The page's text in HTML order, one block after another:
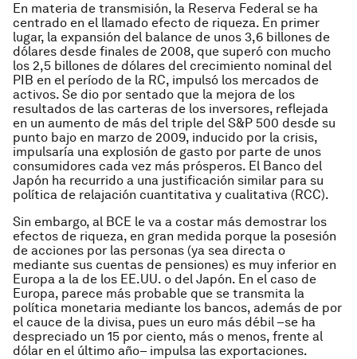
En materia de transmisión, la Reserva Federal se ha
centrado en el llamado efecto de riqueza. En primer
lugar, la expansión del balance de unos 3,6 billones de
dólares desde finales de 2008, que superó con mucho
los 2,5 billones de dólares del crecimiento nominal del
PIB en el período de la RC, impulsó los mercados de
activos. Se dio por sentado que la mejora de los
resultados de las carteras de los inversores, reflejada
en un aumento de más del triple del S&P 500 desde su
punto bajo en marzo de 2009, inducido por la crisis,
impulsaría una explosión de gasto por parte de unos
consumidores cada vez más prósperos. El Banco del
Japón ha recurrido a una justificación similar para su
política de relajación cuantitativa y cualitativa (RCC).
Sin embargo, al BCE le va a costar más demostrar los
efectos de riqueza, en gran medida porque la posesión
de acciones por las personas (ya sea directa o
mediante sus cuentas de pensiones) es muy inferior en
Europa a la de los EE.UU. o del Japón. En el caso de
Europa, parece más probable que se transmita la
política monetaria mediante los bancos, además de por
el cauce de la divisa, pues un euro más débil –se ha
despreciado un 15 por ciento, más o menos, frente al
dólar en el último año– impulsa las exportaciones.